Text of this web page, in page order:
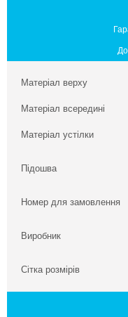
Матеріал верху
Матеріал всередині
Матеріал устілки
Підошва
Номер для замовлення
Виробник
Сітка розмірів